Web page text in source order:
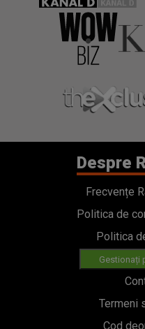
Despre
Frecvențe
Politica de
Politica
Gestionați
Termeni
Cod